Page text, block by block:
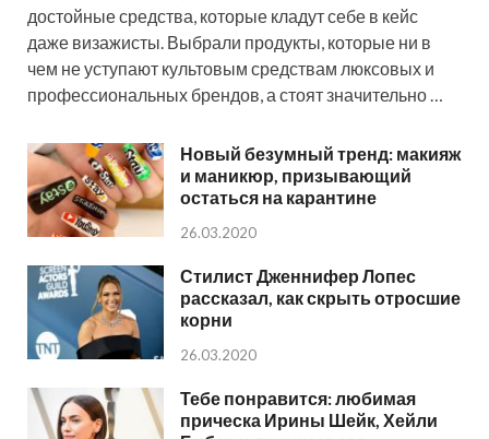
достойные средства, которые кладут себе в кейс
даже визажисты. Выбрали продукты, которые ни в
чем не уступают культовым средствам люксовых и
профессиональных брендов, а стоят значительно …
Новый безумный тренд: макияж
и маникюр, призывающий
остаться на карантине
26.03.2020
Стилист Дженнифер Лопес
рассказал, как скрыть отросшие
корни
26.03.2020
Тебе понравится: любимая
прическа Ирины Шейк, Хейли